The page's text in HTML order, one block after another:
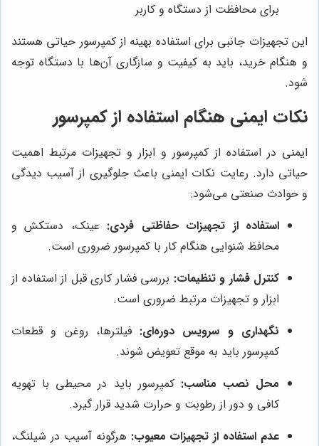
برای محافظت از دستگاه و کاربر
این تجهیزات جانبی برای استفاده بهینه از کمپرسور حیاتی هستند
و هنگام خرید، باید به کیفیت و سازگاری آن‌ها با دستگاه توجه
شود.
نکات ایمنی هنگام استفاده از کمپرسور
ایمنی در استفاده از کمپرسور و ابزار و تجهیزات مرتبط اهمیت
حیاتی دارد. رعایت نکات ایمنی باعث جلوگیری از آسیب دیدگی
و حوادث صنعتی می‌شود:
استفاده از تجهیزات حفاظتی فردی: عینک، دستکش و
محافظ شنوایی هنگام کار با کمپرسور ضروری است.
کنترل فشار و تنظیمات: بررسی فشار کاری قبل از استفاده از
ابزار و تجهیزات مرتبط ضروری است.
نگهداری و سرویس دوره‌ای: فیلترها، روغن و قطعات
کمپرسور باید به موقع تعویض شوند.
محل نصب مناسب: کمپرسور باید در محیطی با تهویه
کافی و دور از رطوبت و حرارت شدید قرار گیرد.
عدم استفاده از تجهیزات معیوب: هرگونه آسیب در شیلنگ،